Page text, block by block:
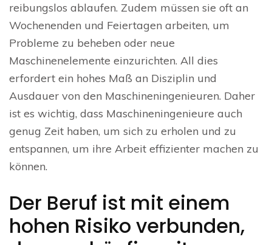
reibungslos ablaufen. Zudem müssen sie oft an
Wochenenden und Feiertagen arbeiten, um
Probleme zu beheben oder neue
Maschinenelemente einzurichten. All dies
erfordert ein hohes Maß an Disziplin und
Ausdauer von den Maschineningenieuren. Daher
ist es wichtig, dass Maschineningenieure auch
genug Zeit haben, um sich zu erholen und zu
entspannen, um ihre Arbeit effizienter machen zu
können.
Der Beruf ist mit einem
hohen Risiko verbunden,